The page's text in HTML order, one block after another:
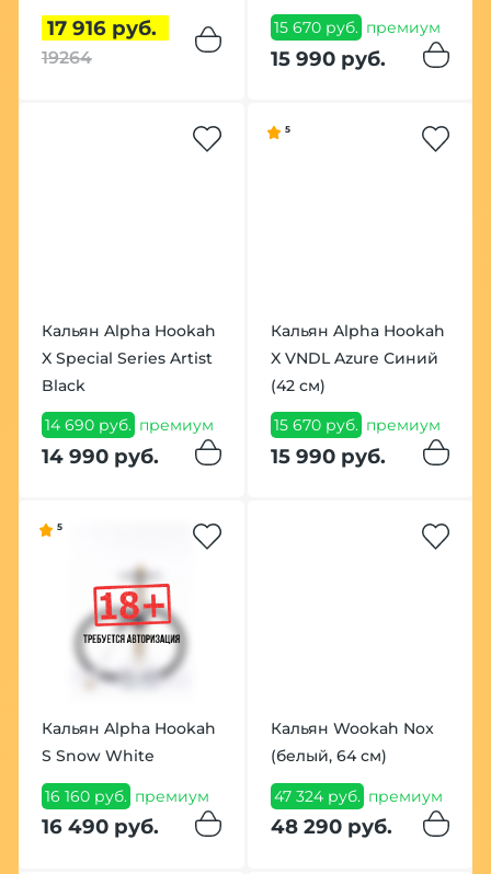
17 916 руб.
19264
15 670 руб. премиум
15 990 руб.
Кальян Alpha Hookah
X Special Series Artist
Black
14 690 руб. премиум
14 990 руб.
5
Кальян Alpha Hookah
X VNDL Azure Синий
(42 см)
15 670 руб. премиум
15 990 руб.
5
Кальян Alpha Hookah
S Snow White
16 160 руб. премиум
16 490 руб.
Кальян Wookah Nox
(белый, 64 см)
47 324 руб. премиум
48 290 руб.